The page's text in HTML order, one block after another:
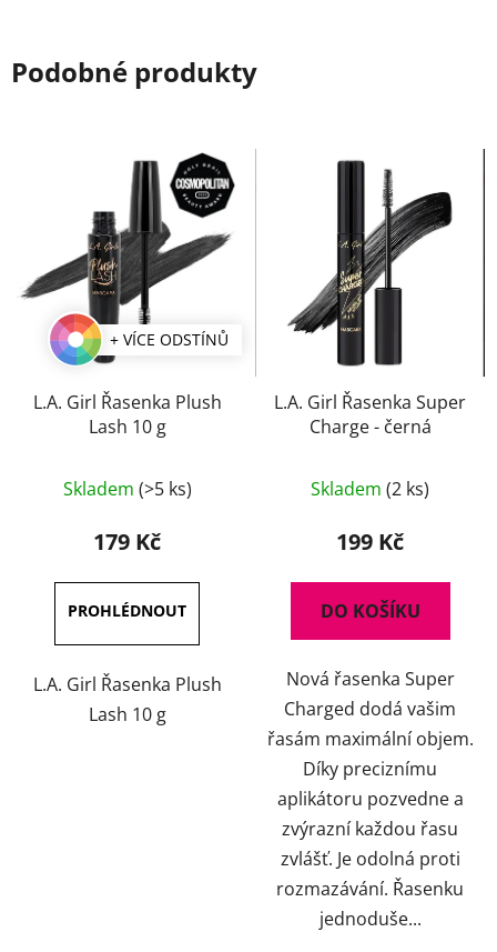
Podobné produkty
+ VÍCE ODSTÍNŮ
L.A. Girl Řasenka Plush
Lash 10 g
hodnocení
produktu
3,5
z
5
hvězdiček.
Skladem (>5 ks)
179 Kč
L.A. Girl Řasenka Plush
Lash 10 g
L.A. Girl Řasenka Super
Charge - černá
hodnocení
produktu
5,0
z
hvězdiček.
Skladem (2 ks)
199 Kč
DO KOŠÍKU
Nová řasenka Super
Charged dodá vašim
řasám maximální objem.
Díky preciznímu
aplikátoru pozvedne a
zvýrazní každou řasu
zvlášť. Je odolná proti
rozmazávání. Řasenku
jednoduše...